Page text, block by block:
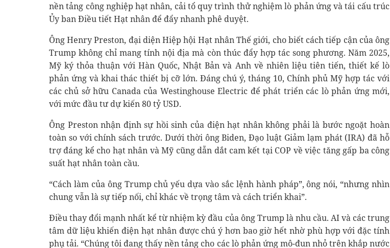
nền tảng công nghiệp hạt nhân, cải tổ quy trình thử nghiệm lò phản ứng và tái cấu trúc
Ủy ban Điều tiết Hạt nhân để đẩy nhanh phê duyệt.
Ông Henry Preston, đại diện Hiệp hội Hạt nhân Thế giới, cho biết cách tiếp cận của ông
Trump không chỉ mang tính nội địa mà còn thúc đẩy hợp tác song phương. Năm 2025,
Mỹ ký thỏa thuận với Hàn Quốc, Nhật Bản và Anh về nhiên liệu tiên tiến, thiết kế lò
phản ứng và khai thác thiết bị cỡ lớn. Đáng chú ý, tháng 10, Chính phủ Mỹ hợp tác với
các chủ sở hữu Canada của Westinghouse Electric để phát triển các lò phản ứng mới,
với mức đầu tư dự kiến 80 tỷ USD.
Ông Preston nhận định sự hồi sinh của điện hạt nhân không phải là bước ngoặt hoàn
toàn so với chính sách trước. Dưới thời ông Biden, Đạo luật Giảm lạm phát (IRA) đã hỗ
trợ đáng kể cho hạt nhân và Mỹ cũng dẫn dắt cam kết tại COP về việc tăng gấp ba công
suất hạt nhân toàn cầu.
“Cách làm của ông Trump chủ yếu dựa vào sắc lệnh hành pháp”, ông nói, “nhưng nhìn
chung vẫn là sự tiếp nối, chỉ khác về trọng tâm và cách triển khai”.
Điều thay đổi mạnh nhất kể từ nhiệm kỳ đầu của ông Trump là nhu cầu. AI và các trung
tâm dữ liệu khiến điện hạt nhân được chú ý hơn bao giờ hết nhờ phù hợp với đặc tính
phụ tải. “Chúng tôi đang thấy nền tảng cho các lò phản ứng mô-đun nhỏ trên khắp nước